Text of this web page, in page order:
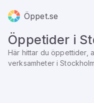
Öppet.se
Öppetider i
Här hittar du öppettider,
verksamheter i